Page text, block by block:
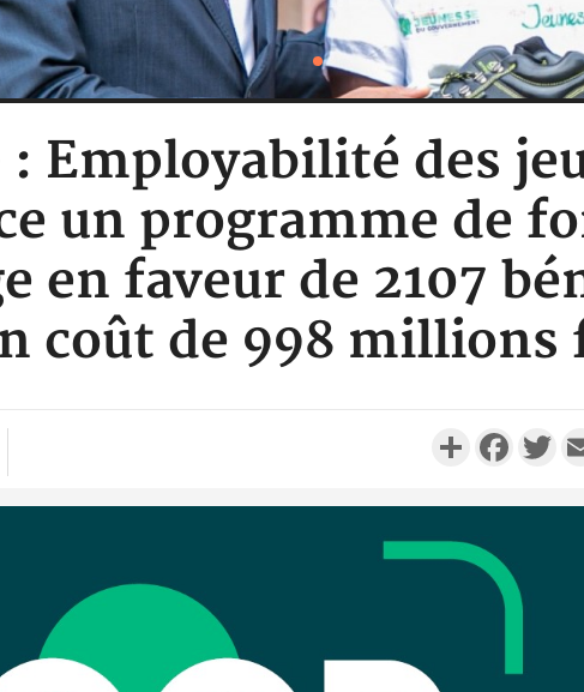
Employabilité des
un programme de
en faveur de 2107
coût de 998 millions
Partager
Côte
promet